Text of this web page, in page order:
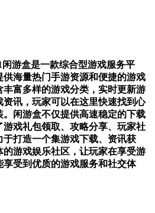
闲游盒是一款综合型游戏服务平
供海量热门手游资源和便捷的游戏
丰富多样的游戏分类，实时更新游
资讯，玩家可以在这里快速找到心
。闲游盒不仅提供高速稳定的下载
游戏礼包领取、攻略分享、玩家社
于打造一个集游戏下载、资讯获
的游戏娱乐社区，让玩家在享受游
享受到优质的游戏服务和社交体